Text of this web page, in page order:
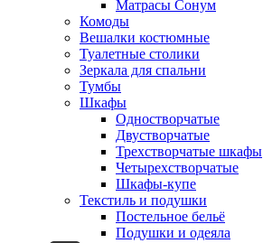
Матрасы Сонум
Комоды
Вешалки костюмные
Туалетные столики
Зеркала для спальни
Тумбы
Шкафы
Одностворчатые
Двустворчатые
Трехстворчатые шкафы
Четырехстворчатые
Шкафы-купе
Текстиль и подушки
Постельное бельё
Подушки и одеяла